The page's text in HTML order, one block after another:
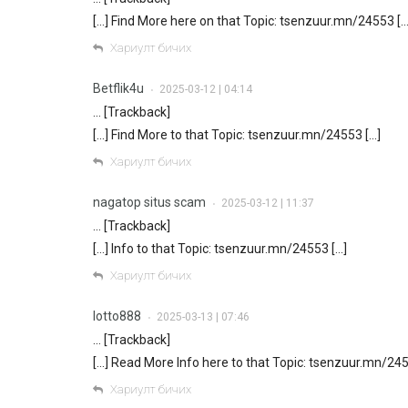
[…] Find More here on that Topic: tsenzuur.mn/24553
Хариулт бичих
Betflik4u • 2025-03-12 | 04:14
… [Trackback]
[…] Find More to that Topic: tsenzuur.mn/24553 […]
Хариулт бичих
nagatop situs scam • 2025-03-12 | 11:37
… [Trackback]
[…] Info to that Topic: tsenzuur.mn/24553 […]
Хариулт бичих
lotto888 • 2025-03-13 | 07:46
… [Trackback]
[…] Read More Info here to that Topic: tsenzuur.mn/
Хариулт бичих